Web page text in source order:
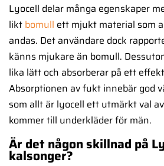
Lyocell delar många egenskaper
likt bomull ett mjukt material som
andas. Det användare dock
känns mjukare än bomull.
lika lätt och absorberar på ett
Absorptionen av fukt innebär god
som allt är lyocell ett utmärkt val
kommer till underkläder för män.
Är det någon skillnad på
kalsonger?